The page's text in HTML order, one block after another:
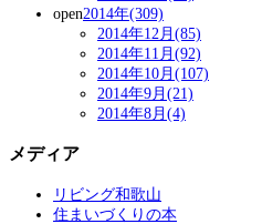
open2014年(309)
2014年12月(85)
2014年11月(92)
2014年10月(107)
2014年9月(21)
2014年8月(4)
メディア
リビング和歌山
住まいづくりの本